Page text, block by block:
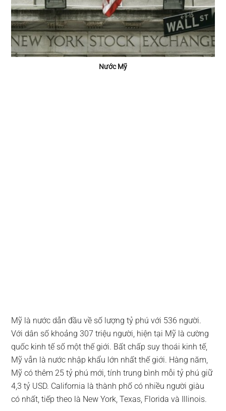
Nước Mỹ
Mỹ là nước dẫn đầu về số lượng tỷ phú với 536 người.
Với dân số khoảng 307 triệu người, hiện tại Mỹ là cường
quốc kinh tế số một thế giới. Bất chấp suy thoái kinh tế,
Mỹ vẫn là nước nhập khẩu lớn nhất thế giới. Hàng năm,
Mỹ có thêm 25 tỷ phú mới, tính trung bình mỗi tỷ phú giữ
4,3 tỷ USD. California là thành phố có nhiều người giàu
có nhất, tiếp theo là New York, Texas, Florida và Illinois.